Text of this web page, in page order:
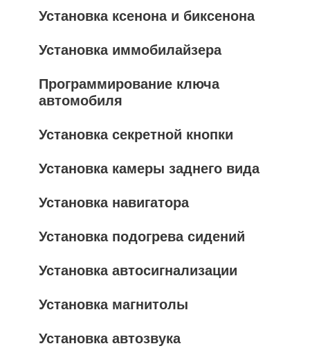
Установка ксенона и биксенона
Установка иммобилайзера
Программирование ключа
автомобиля
Установка секретной кнопки
Установка камеры заднего вида
Установка навигатора
Установка подогрева сидений
Установка автосигнализации
Установка магнитолы
Установка автозвука